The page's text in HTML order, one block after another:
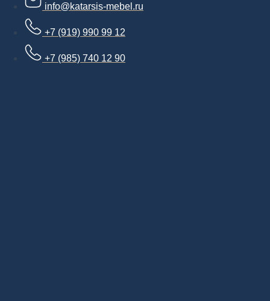
info@katarsis-mebel.ru
+7 (919) 990 99 12
+7 (985) 740 12 90